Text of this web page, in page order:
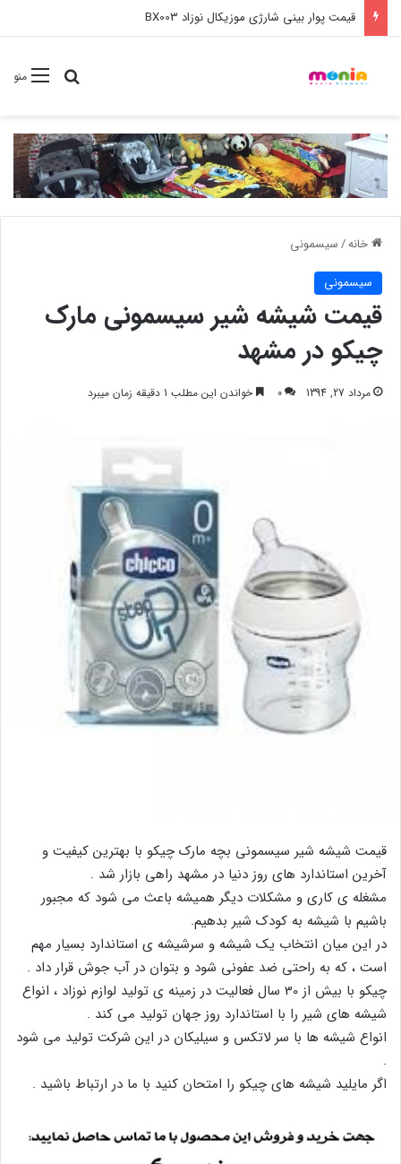
خرید عمده ست مانیکور نوزاد خارجی
منوجستجو
خانه/سیسمونی
سیسمونی
قیمت شیشه شیر سیسمونی مارک
چیکو در مشهد
مرداد 27, 1394 0 خواندن این مطلب 1 دقیقه زمان میبرد
قیمت شیشه شیر سیسمونی بچه مارک چیکو با بهترین کیفیت و
آخرین استاندارد های روز دنیا در مشهد راهی بازار شد .
مشغله ی کاری و مشکلات دیگر همیشه باعث می شود که مجبور
باشیم با شیشه به کودک شیر بدهیم.
در این میان انتخاب یک شیشه و سرشیشه ی استاندارد بسیار مهم
است ، که به راحتی ضد عفونی شود و بتوان در آب جوش قرار داد .
چیکو با بیش از 30 سال فعالیت در زمینه ی تولید لوازم نوزاد ، انواع
شیشه های شیر را با استاندارد روز جهان تولید می کند .
انواع شیشه ها با سر لاتکس و سیلیکان در این شرکت تولید می شود
.
اگر مایلید شیشه های چیکو را امتحان کنید با ما در ارتباط باشید .